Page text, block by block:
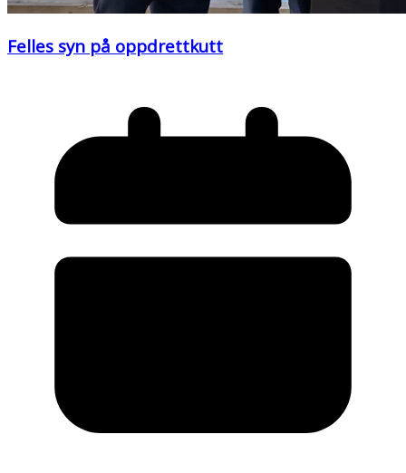
Felles syn på oppdrettkutt